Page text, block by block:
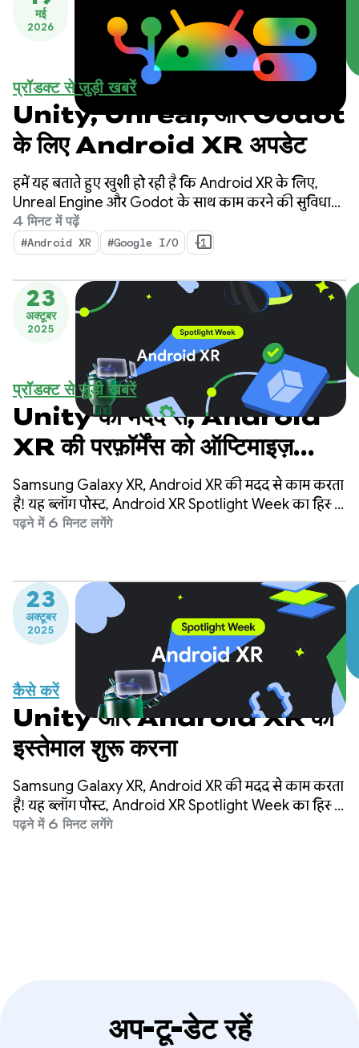
मई
2026
प्रॉडक्ट से जुड़ी खबरें
Unity, Unreal, और Godot
के लिए Android XR अपडेट
हमें यह बताते हुए खुशी हो रही है कि Android XR के लिए,
Unreal Engine और Godot के साथ काम करने की सुविधा
उपलब्ध हो गई है. हम आपकी प्रॉडक्टिविटी बढ़ाने और नई XR
क्षमताओं को चालू करने के लिए, नए टूल भी लॉन्च कर रहे हैं:
Android XR Engine Hub और Android XR Interaction
Framework.
4 मिनट में पढ़ें
#Android XR #Google I/O +1
23
अक्टूबर
2025
प्रॉडक्ट से जुड़ी खबरें
Unity की मदद से, Android
XR की परफ़ॉर्मेंस को ऑप्टिमाइज़
करना
Samsung Galaxy XR, Android XR की मदद से काम करता
है! यह ब्लॉग पोस्ट, Android XR Spotlight Week का हिस्सा
है. इसमें हम आपको कई तरह के संसाधन उपलब्ध कराते हैं. जैसे,
ऐप्लिकेशन बनाने, उन्हें तैयार करने, और उनके बारे में जानने में
मदद मिल सके.
पढ़ने में 6 मिनट लगेंगे
23
अक्टूबर
2025
कैसे करें
Unity और Android XR का
इस्तेमाल शुरू करना
Samsung Galaxy XR, Android XR की मदद से काम करता
है! यह ब्लॉग पोस्ट, Android XR Spotlight Week का हिस्सा
है. इसमें हम आपको कई तरह के संसाधन उपलब्ध कराते हैं. जैसे,
पढ़ने में 6 मिनट लगेंगे
अप-टू-डेट रहें